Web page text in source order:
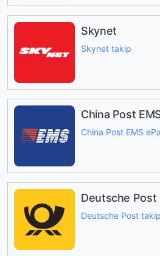
Skynet
Skynet takip
China Post
China Post EMS
Deutsche Post
Deutsche Post takip